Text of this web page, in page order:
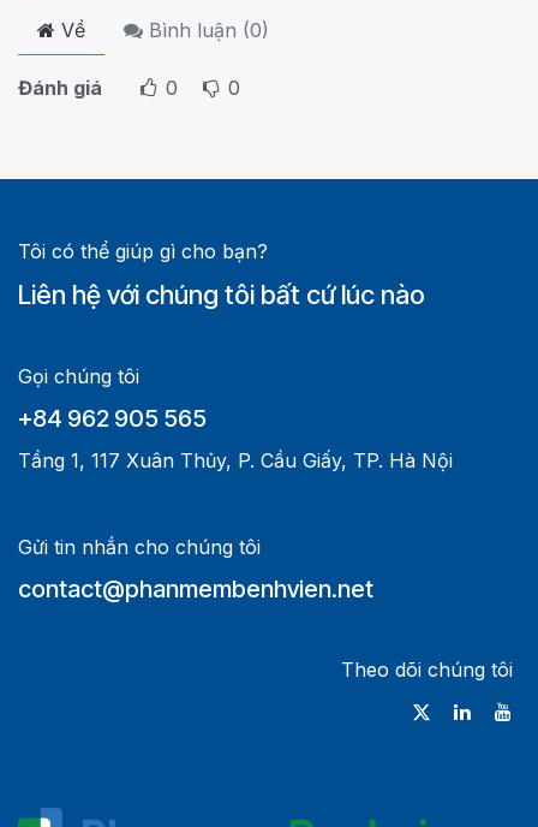
Về Bình luận (0)
Đánh giá 0 0
Tôi có thể giúp gì cho bạn?
Liên hệ với chúng tôi bất cứ lúc nào
Gọi chúng tôi
+84 962 905 565
Tầng 1, 117 Xuân Thủy, P. Cầu Giấy, TP. Hà Nội
Gửi tin nhắn cho chúng tôi
contact@phanmembenhvien.net
Theo dõi chúng tôi